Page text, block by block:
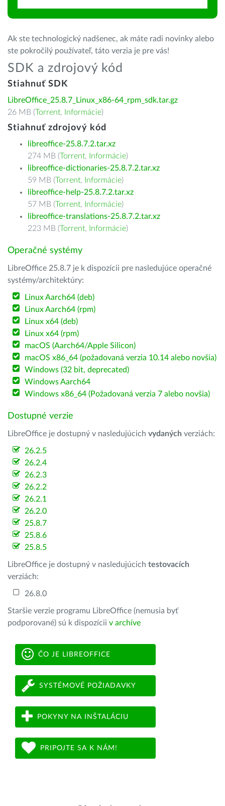
Ak ste technologický nadšenec, ak máte radi novinky alebo
ste pokročilý používateľ, táto verzia je pre vás!
SDK a zdrojový kód
Stiahnuť SDK
LibreOffice_25.8.7_Linux_x86-64_rpm_sdk.tar.gz
26 MB (Torrent, Informácie)
Stiahnuť zdrojový kód
libreoffice-25.8.7.2.tar.xz
274 MB (Torrent, Informácie)
libreoffice-dictionaries-25.8.7.2.tar.xz
59 MB (Torrent, Informácie)
libreoffice-help-25.8.7.2.tar.xz
57 MB (Torrent, Informácie)
libreoffice-translations-25.8.7.2.tar.xz
223 MB (Torrent, Informácie)
Operačné systémy
LibreOffice 25.8.7 je k dispozícii pre nasledujúce operačné
systémy/architektúry:
Linux Aarch64 (deb)
Linux Aarch64 (rpm)
Linux x64 (deb)
Linux x64 (rpm)
macOS (Aarch64/Apple Silicon)
macOS x86_64 (požadovaná verzia 10.14 alebo novšia)
Windows (32 bit, deprecated)
Windows Aarch64
Windows x86_64 (Požadovaná verzia 7 alebo novšia)
Dostupné verzie
LibreOffice je dostupný v nasledujúcich vydaných verziách:
26.2.5
26.2.4
26.2.3
26.2.2
26.2.1
26.2.0
25.8.7
25.8.6
25.8.5
LibreOffice je dostupný v nasledujúcich testovacích
verziách:
26.8.0
Staršie verzie programu LibreOffice (nemusia byť
podporované) sú k dispozícii v archíve
ČO JE LIBREOFFICE
SYSTÉMOVÉ POŽIADAVKY
POKYNY NA INŠTALÁCIU
PRIPOJTE SA K NÁM!